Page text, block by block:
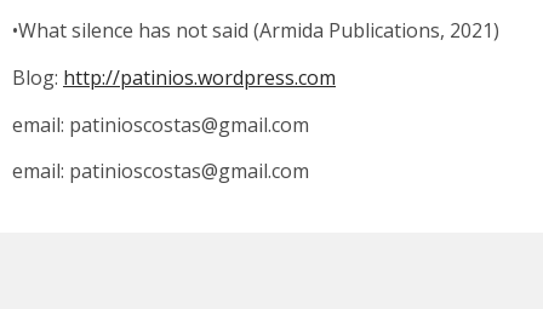
•What silence has not said (Armida Publications, 2021)
Blog: http://patinios.wordpress.com
email: patinioscostas@gmail.com
email: patinioscostas@gmail.com